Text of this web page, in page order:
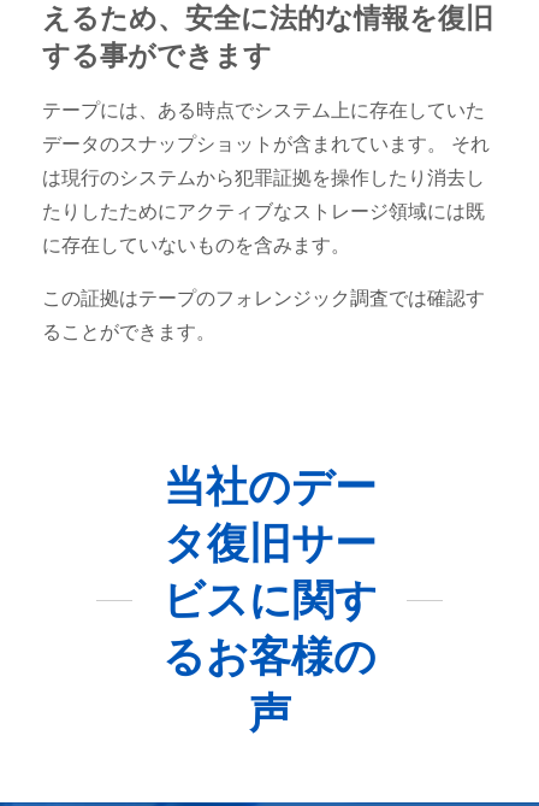
えるため、安全に法的な情報を復旧
する事ができます
テープには、ある時点でシステム上に存在していた
データのスナップショットが含まれています。 それ
は現行のシステムから犯罪証拠を操作したり消去し
たりしたためにアクティブなストレージ領域には既
に存在していないものを含みます。
この証拠はテープのフォレンジック調査では確認す
ることができます。
当社のデー
タ復旧サー
ビスに関す
るお客様の
声